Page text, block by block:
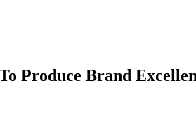
Produce Brand